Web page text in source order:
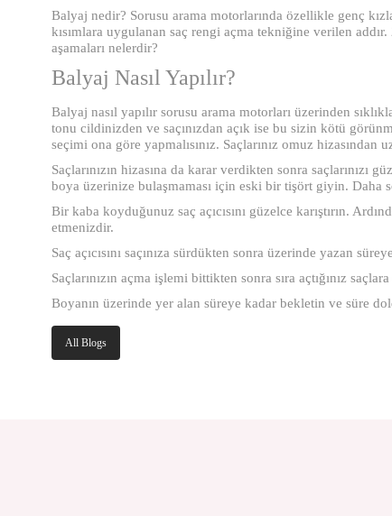
Balyaj nedir? Sorusu arama motorlarında özellikle genç
kısımlara uygulanan saç rengi açma tekniğine verilen
aşamaları nelerdir?
Balyaj Nasıl Yapılır?
Balyaj nasıl yapılır sorusu arama motorları üzerinden
tonu cildinizden ve saçınızdan açık ise bu sizin kötü
seçimi ona göre yapmalısınız. Saçlarınız omuz
Saçlarınızın hizasına da karar verdikten sonra saçlarınızı
boya üzerinize bulaşmaması için eski bir tişört giyin.
Bir kaba koyduğunuz saç açıcısını güzelce karıştırın.
etmenizdir.
Saç açıcısını saçınıza sürdükten sonra üzerinde yazan
Saçlarınızın açma işlemi bittikten sonra sıra açtığınız
Boyanın üzerinde yer alan süreye kadar bekletin ve süre
All Blogs